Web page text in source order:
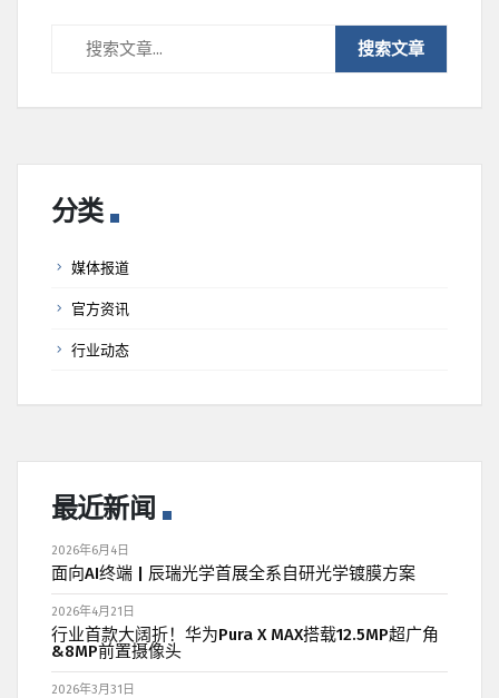
分类
媒体报道
官方资讯
行业动态
最近新闻
2026年6月4日
面向AI终端 | 辰瑞光学首展全系自研光学镀膜方案
2026年4月21日
行业首款大阔折！华为Pura X MAX搭载12.5MP超广角
&8MP前置摄像头
2026年3月31日